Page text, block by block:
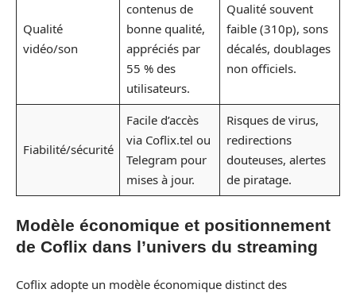
Qualité
vidéo/son
contenus de
bonne qualité,
appréciés par
55 % des
utilisateurs.
Qualité souvent
faible (310p), sons
décalés, doublages
non officiels.
Fiabilité/sécurité
Facile d’accès
via Coflix.tel ou
Telegram pour
mises à jour.
Risques de virus,
redirections
douteuses, alertes
de piratage.
Modèle économique et positionnement
de Coflix dans l’univers du streaming
Coflix adopte un modèle économique distinct des